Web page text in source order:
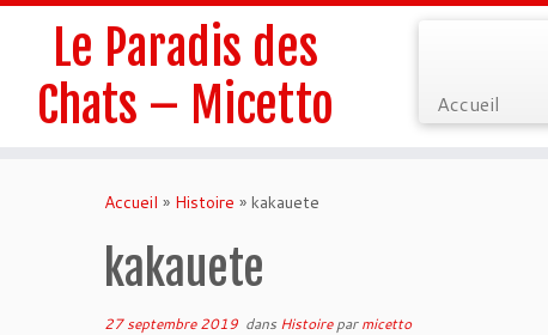
Le Paradis des
Chats – Micetto
Accueil
Accueil » Histoire » kakauete
kakauete
27 septembre 2019 dans Histoireparmicetto